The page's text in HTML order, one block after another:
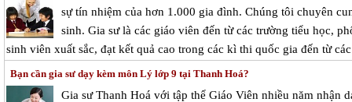
sự tín nhiệm của hơn 1.000 gia đình. Chúng tôi chuyên
sinh. Gia sư là các giáo viên đến từ các trường tiểu học,
sinh viên xuất sắc, đạt kết quả cao trong các kì thi quốc gia đến từ
Bạn cần gia sư dạy kèm môn Lý lớp 9 tại Thanh Hoá?
Gia sư Thanh Hoá với tập thể Giáo Viên nhiều năm nhận